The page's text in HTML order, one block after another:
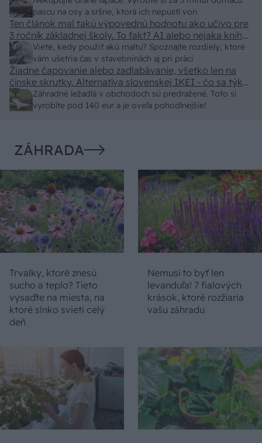
pascu na osy a sršne, ktorá ich nepustí von
Viete, kedy použiť akú maltu? Spoznajte rozdiely, ktoré
vám ušetria čas v stavebninách aj pri práci
Ten článok mal takú výpovednú hodnotu ako učivo pre
3 ročník základnej školy. To fakt? AI alebo nejaka kniha
z VŠ? Dnešné rychlotvrdnuce malty - pevnosť 40 Mpa a
doba schnutia tak 15 minut , k tomu vodotesné s
kryštálikou. A rozdiel - schnutie a zretie. Nič?
Záhradné ležadlá v obchodoch sú predražené. Toto si
vyrobíte pod 140 eur a je oveľa pohodlnejšie!
Žiadne čapovanie alebo zadlabávanie, všetko len na
čínske skrutky. Alternatíva slovenskej IKEI - čo sa týka
pevnosti. Autor si nedal veľa námahy s remeselným
spracovaním, škoda. No lepšie než ten odpad z DTD
ZÁHRADA
Trvalky, ktoré znesú
sucho a teplo? Tieto
vysaďte na miesta, na
ktoré slnko svieti celý
deň
Nemusí to byť len
levanduľa! 7 fialových
krások, ktoré rozžiaria
vašu záhradu